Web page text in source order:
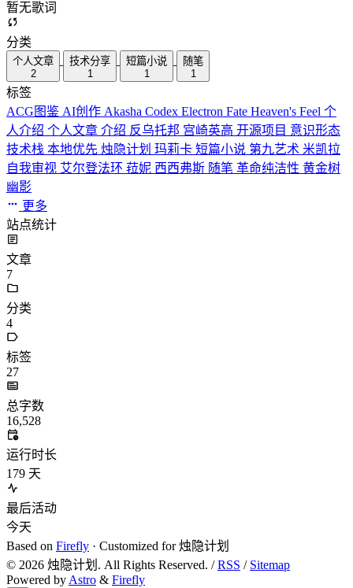
暂无歌词
分类
个人文章
2
技术分享
1
短篇小说
1
随笔
1
标签
ACG图鉴 AI创作 Akasha Codex Electron Fate Heaven's Feel 个
人介绍 个人文章 介绍 反乌托邦 宫崎英高 开源项目 意识形态
技术栈 本地优先 烛隐计划 玛莉卡 短篇小说 第九艺术 米凯拉
自我审视 艾尔登法环 菈妮 西西弗斯 随笔 革命纯洁性 黄金树
幽影
更多
站点统计
文章
7
分类
4
标签
27
总字数
16,528
运行时长
179 天
最后活动
今天
Based on Firefly · Customized for 烛隐计划
© 2026 烛隐计划. All Rights Reserved. /RSS / Sitemap
Powered byAstro & Firefly